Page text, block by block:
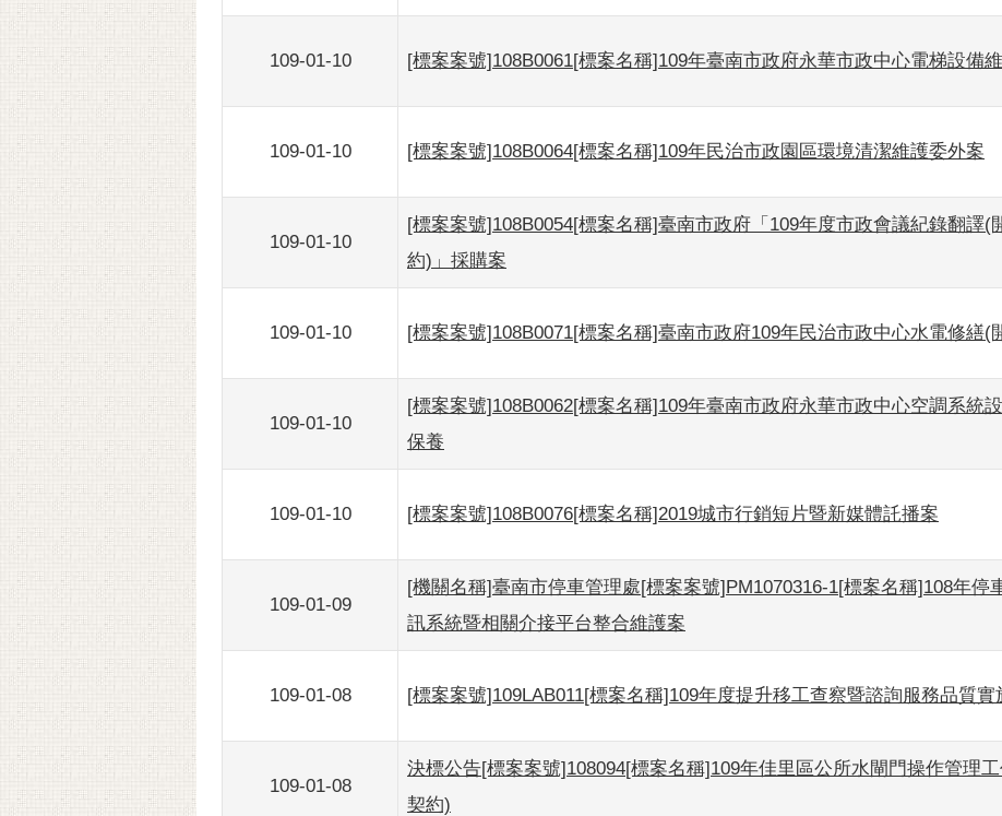
109-01-10 [標案案號]108B0061[標案名稱]109年臺南市政府永華市政中心電梯設備
109-01-10 [標案案號]108B0064[標案名稱]109年民治市政園區環境清潔維護委外案
109-01-10
[標案案號]108B0054[標案名稱]臺南市政府「109年度市政會議紀錄翻譯(
約)」採購案
109-01-10 [標案案號]108B0071[標案名稱]臺南市政府109年民治市政中心水電修繕(
109-01-10
[標案案號]108B0062[標案名稱]109年臺南市政府永華市政中心空調系統
保養
109-01-10 [標案案號]108B0076[標案名稱]2019城市行銷短片暨新媒體託播案
109-01-09
[機關名稱]臺南市停車管理處[標案案號]PM1070316-1[標案名稱]108年停
訊系統暨相關介接平台整合維護案
109-01-08 [標案案號]109LAB011[標案名稱]109年度提升移工查察暨諮詢服務品質實
109-01-08
決標公告[標案案號]108094[標案名稱]109年佳里區公所水閘門操作管理
契約)